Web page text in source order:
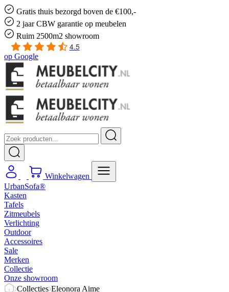
Gratis thuis bezorgd boven de €100,-
2 jaar CBW garantie op meubelen
Ruim 2500m2 showroom
4.5
op Google
Winkelwagen
UrbanSofa®
Kasten
Tafels
Zitmeubels
Verlichting
Outdoor
Accessoires
Sale
Merken
Collectie
Onze showroom
Collecties Eleonora Aime